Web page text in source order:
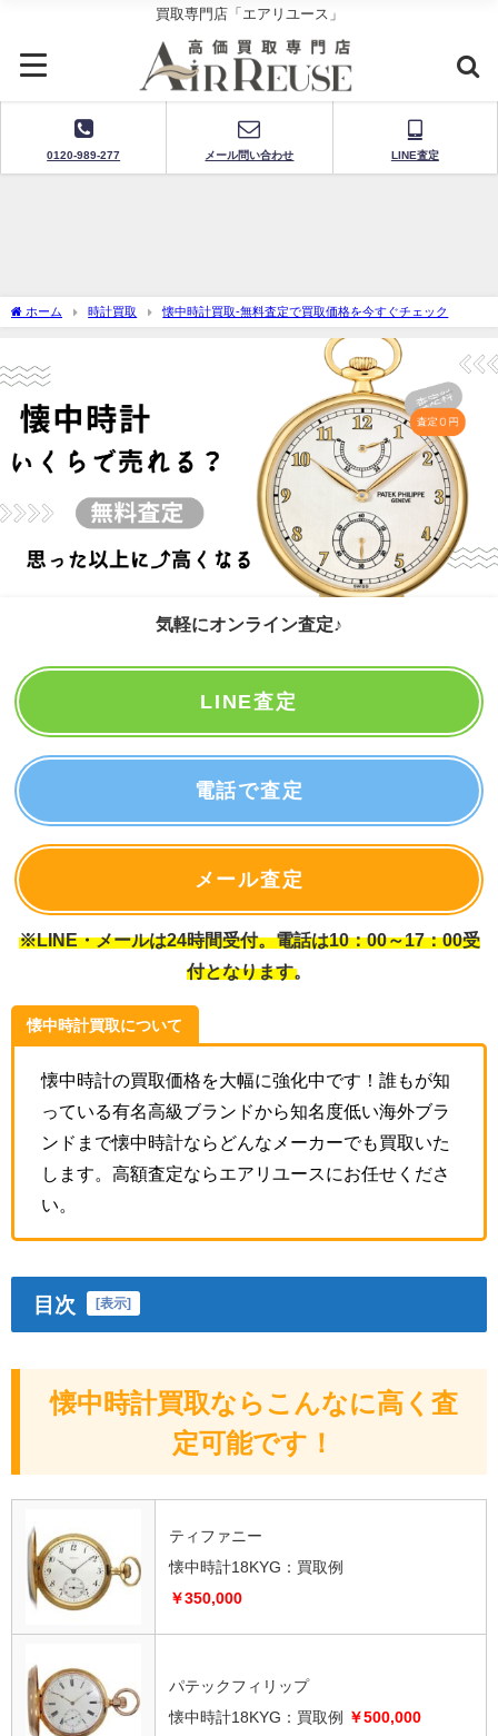
買取専門店「エアリユース」
0120-989-277 メール問い合わせ LINE査定
ホーム 時計買取 懐中時計買取-無料査定で買取価格を今すぐチェック
気軽にオンライン査定♪
LINE査定
電話で査定
メール査定
※LINE・メールは24時間受付。電話は10：00～17：00受
付となります。
懐中時計買取について
懐中時計の買取価格を大幅に強化中です！誰もが知
っている有名高級ブランドから知名度低い海外ブラ
ンドまで懐中時計ならどんなメーカーでも買取いた
します。高額査定ならエアリユースにお任せくださ
い。
目次 [表示]
懐中時計買取ならこんなに高く査
定可能です！
ティファニー
懐中時計18KYG：買取例
￥350,000
パテックフィリップ
懐中時計18KYG： 買取例 ￥500,000